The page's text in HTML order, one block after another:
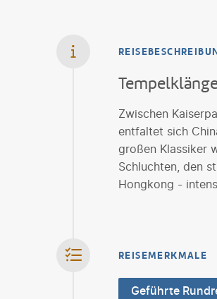
Zwischen
entfaltet sich
großen Klassiker
Schluchten, den
Hongkong -
REISEMERKMALE
Geführte